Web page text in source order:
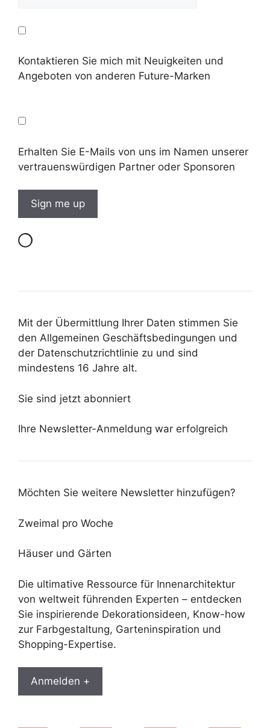
Kontaktieren Sie mich mit Neuigkeiten und
Angeboten von anderen Future-Marken
Erhalten Sie E-Mails von uns im Namen unserer
vertrauenswürdigen Partner oder Sponsoren
Mit der Übermittlung Ihrer Daten stimmen Sie
den Allgemeinen Geschäftsbedingungen und
der Datenschutzrichtlinie zu und sind
mindestens 16 Jahre alt.
Sie sind jetzt abonniert
Ihre Newsletter-Anmeldung war erfolgreich
Möchten Sie weitere Newsletter hinzufügen?
Zweimal pro Woche
Häuser und Gärten
Die ultimative Ressource für Innenarchitektur
von weltweit führenden Experten – entdecken
Sie inspirierende Dekorationsideen, Know-how
zur Farbgestaltung, Garteninspiration und
Shopping-Expertise.
Anmelden +